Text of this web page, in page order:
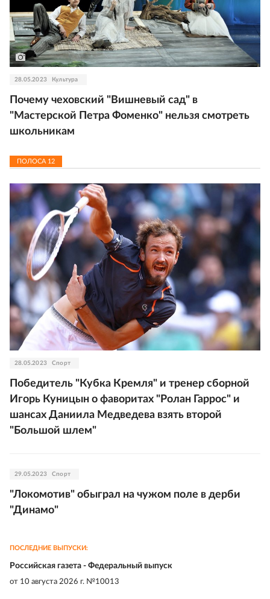
28.05.2023 Культура
Почему чеховский "Вишневый сад" в
"Мастерской Петра Фоменко" нельзя смотреть
школьникам
ПОЛОСА 12
28.05.2023 Спорт
Победитель "Кубка Кремля" и тренер сборной
Игорь Куницын о фаворитах "Ролан Гаррос" и
шансах Даниила Медведева взять второй
"Большой шлем"
29.05.2023 Спорт
"Локомотив" обыграл на чужом поле в дерби
"Динамо"
ПОСЛЕДНИЕ ВЫПУСКИ:
Российская газета - Федеральный выпуск
от 10 августа 2026 г. №10013